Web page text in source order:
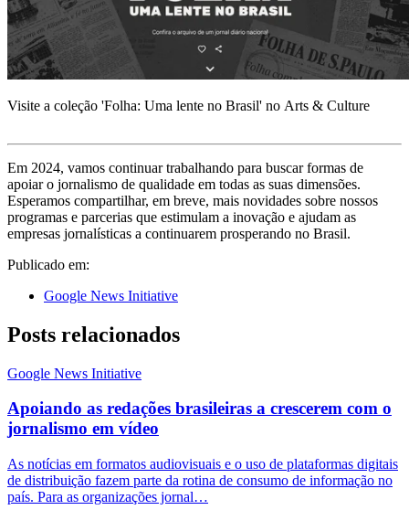
Visite a coleção 'Folha: Uma lente no Brasil' no Arts & Culture
Em 2024, vamos continuar trabalhando para buscar formas de
apoiar o jornalismo de qualidade em todas as suas dimensões.
Esperamos compartilhar, em breve, mais novidades sobre nossos
programas e parcerias que estimulam a inovação e ajudam as
empresas jornalísticas a continuarem prosperando no Brasil.
Publicado em:
Google News Initiative
Posts relacionados
Google News Initiative
Apoiando as redações brasileiras a crescerem com o
jornalismo em vídeo
As notícias em formatos audiovisuais e o uso de plataformas digitais
de distribuição fazem parte da rotina de consumo de informação no
país. Para as organizações jornal…